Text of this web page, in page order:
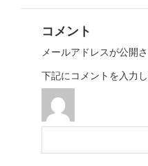
コメント
メールアドレスが公開
下記にコメントを入力